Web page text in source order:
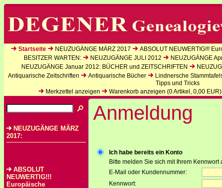
Startseite NEUZUGÄNGE MÄRZ 2017
ABSOLUT NEUWERTIG!!!
BESITZER WARTEN:
NEUZUGÄNGE JULI 2012
NEUZUGÄNGE
NEUZUGÄNGE Januar 2012: BÜCHER und ZEITSCHRIFTEN
Antiquarische Zeitschriften
Antiquarische Bücher
Lindnersche
Tipps und Tricks
Merkzettel anzeigen
Warenkorb anzeigen (0Artikel, 0,00 EUR)
NEUZUGÄNGE MÄRZ
2017:
ABSOLUT
NEUWERTIG!!!
Europäische
Anmeldung
Ich habe bereits ein Konto
Bitte melden Sie sich mit Ihrem Kennwort
E-Mail oder Kundennummer:
Kennwort: